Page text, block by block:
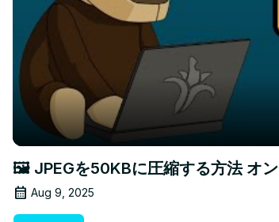
🖼️ JPEGを50KBに圧縮する方法 オ
Aug 9, 2025